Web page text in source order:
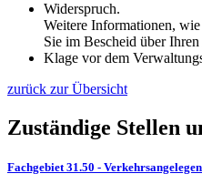
Widerspruch.
Weitere Informationen,
Sie im Bescheid über
Klage vor dem
zurück zur Übersicht
Zuständige Stellen
Fachgebiet 31.50 -